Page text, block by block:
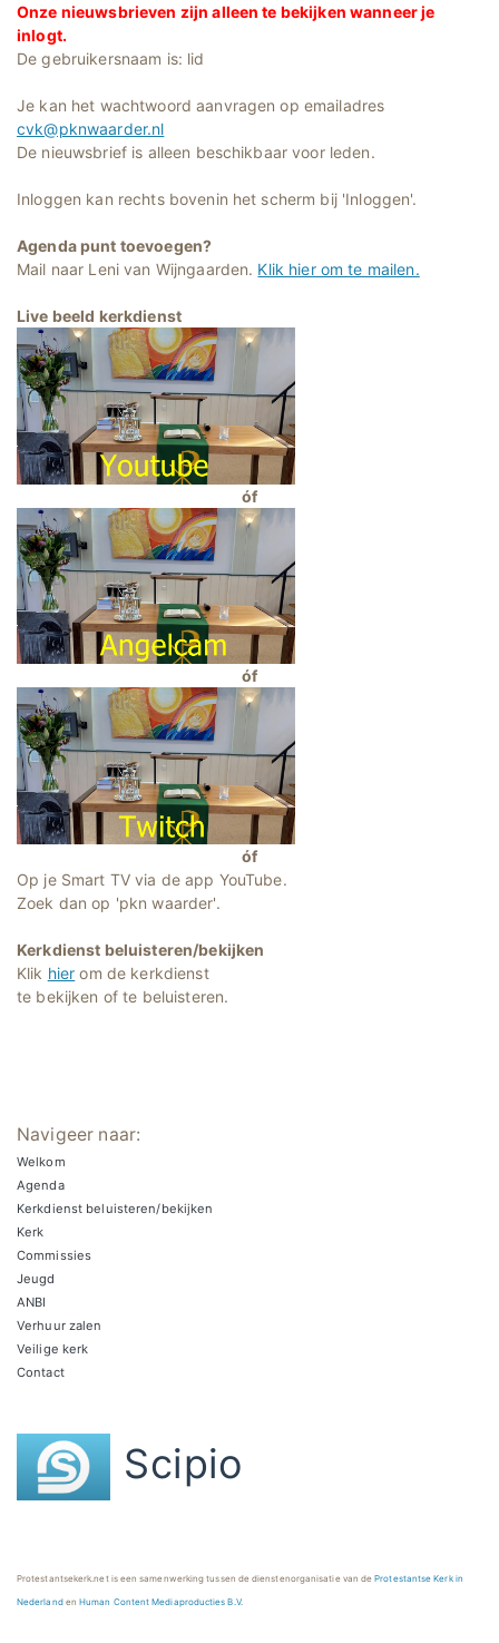
Onze nieuwsbrieven zijn alleen te bekijken wanneer je
inlogt.
De gebruikersnaam is: lid
Je kan het wachtwoord aanvragen op emailadres
cvk@pknwaarder.nl
De nieuwsbrief is alleen beschikbaar voor leden.
Inloggen kan rechts bovenin het scherm bij 'Inloggen'.
Agenda punt toevoegen?
Mail naar Leni van Wijngaarden. Klik hier om te mailen.
Live beeld kerkdienst
óf
óf
óf
Op je Smart TV via de app YouTube.
Zoek dan op 'pkn waarder'.
Kerkdienst beluisteren/bekijken
Klik hier om de kerkdienst
te bekijken of te beluisteren.
Navigeer naar:
Welkom
Agenda
Kerkdienst beluisteren/bekijken
Kerk
Commissies
Jeugd
ANBI
Verhuur zalen
Veilige kerk
Contact
Scipio
Protestantsekerk.net is een samenwerking tussen de dienstenorganisatie van deProtestantse Kerk in
NederlandenHuman Content Mediaproducties B.V.